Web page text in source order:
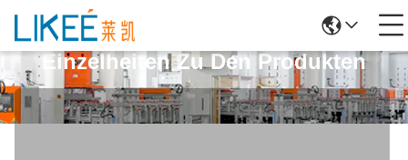
Einzelheiten Zu Den Produkten